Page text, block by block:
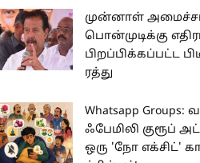
முன்னாள்
பொன்முடிக்கு
பிறப்பிக்கப்பட்ட
ரத்து
Whatsapp
ஃபேமிலி குரூப்
ஒரு 'நோ எக்சிட்'